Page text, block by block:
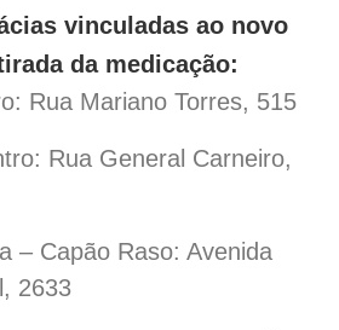
vinculadas ao novo
da medicação:
Rua Mariano Torres, 515
Rua General Carneiro,
– Capão Raso: Avenida
2633